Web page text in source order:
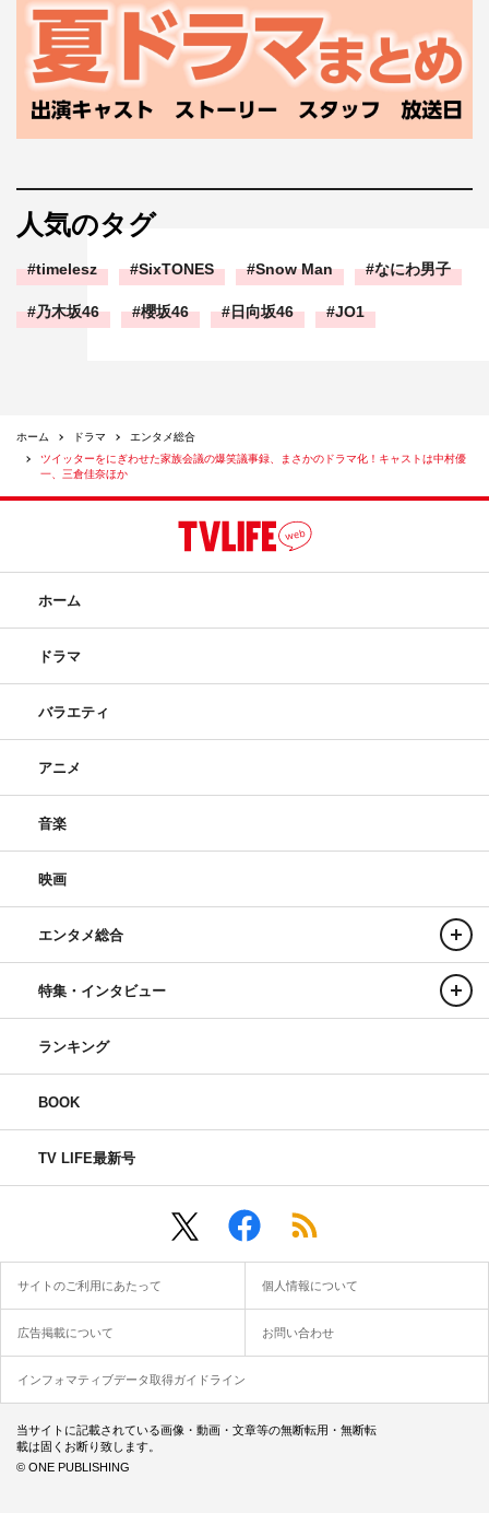
人気のタグ
timelesz SixTONES Snow Man なにわ男子
乃木坂46 櫻坂46 日向坂46 JO1
ホーム ドラマ
エンタメ総合
ツイッターをにぎわせた家族会議の爆笑議事録、まさかのドラマ化！キャストは中村優
一、三倉佳奈ほか
ホーム
ドラマ
バラエティ
アニメ
音楽
映画
エンタメ総合
特集・インタビュー
ランキング
BOOK
TV LIFE最新号
サイトのご利用にあたって 個人情報について
広告掲載について お問い合わせ
インフォマティブデータ取得ガイドライン
当サイトに記載されている画像・動画・文章等の無断転用・無断転
載は固くお断り致します。
© ONE PUBLISHING